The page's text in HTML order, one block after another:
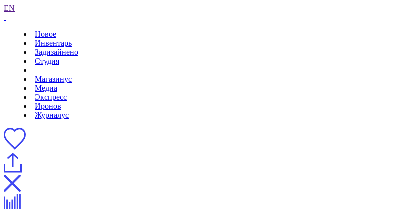
EN
Новое
Инвентарь
Задизайнено
Студия
Магазинус
Медиа
Экспресс
Иронов
Журналус